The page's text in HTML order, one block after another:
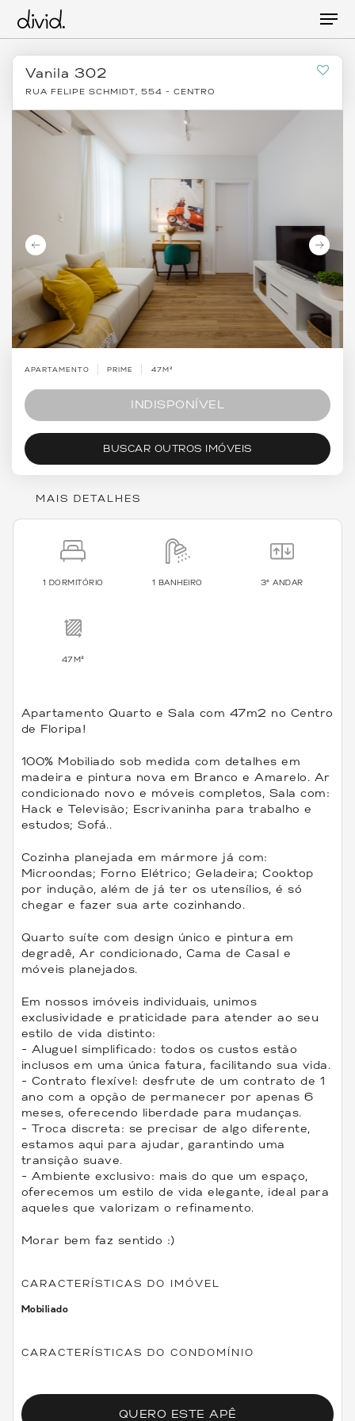
main
content
Vanila 302
RUA FELIPE SCHMIDT, 554 - CENTRO
APARTAMENTO PRIME 47M²
INDISPONÍVEL
BUSCAR OUTROS IMÓVEIS
MAIS DETALHES
1 DORMITÓRIO 1 BANHEIRO 3º ANDAR
47M²
Apartamento Quarto e Sala com 47m2 no Centro
de Floripa!
100% Mobiliado sob medida com detalhes em
madeira e pintura nova em Branco e Amarelo. Ar
condicionado novo e móveis completos, Sala com:
Hack e Televisão; Escrivaninha para trabalho e
estudos; Sofá..
Cozinha planejada em mármore já com:
Microondas; Forno Elétrico; Geladeira; Cooktop
por indução, além de já ter os utensílios, é só
chegar e fazer sua arte cozinhando.
Quarto suíte com design único e pintura em
degradê, Ar condicionado, Cama de Casal e
móveis planejados.
Em nossos imóveis individuais, unimos
exclusividade e praticidade para atender ao seu
estilo de vida distinto:
- Aluguel simplificado: todos os custos estão
inclusos em uma única fatura, facilitando sua vida.
- Contrato flexível: desfrute de um contrato de 1
ano com a opção de permanecer por apenas 6
meses, oferecendo liberdade para mudanças.
- Troca discreta: se precisar de algo diferente,
estamos aqui para ajudar, garantindo uma
transição suave.
- Ambiente exclusivo: mais do que um espaço,
oferecemos um estilo de vida elegante, ideal para
aqueles que valorizam o refinamento.
Morar bem faz sentido :)
CARACTERÍSTICAS DO IMÓVEL
Mobiliado
CARACTERÍSTICAS DO CONDOMÍNIO
QUERO ESTE APÊ